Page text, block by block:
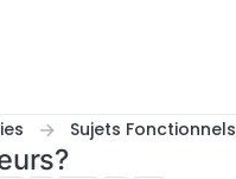
Sujets Fonctionnels